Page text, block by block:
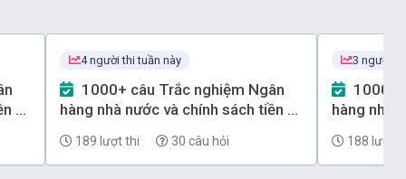
tệ
4 người thi tuần này
hàng nhà nước và chính sách tiền tệ
189 lượt thi 30 câu hỏi
3 người
hàng nhà
188 lượt